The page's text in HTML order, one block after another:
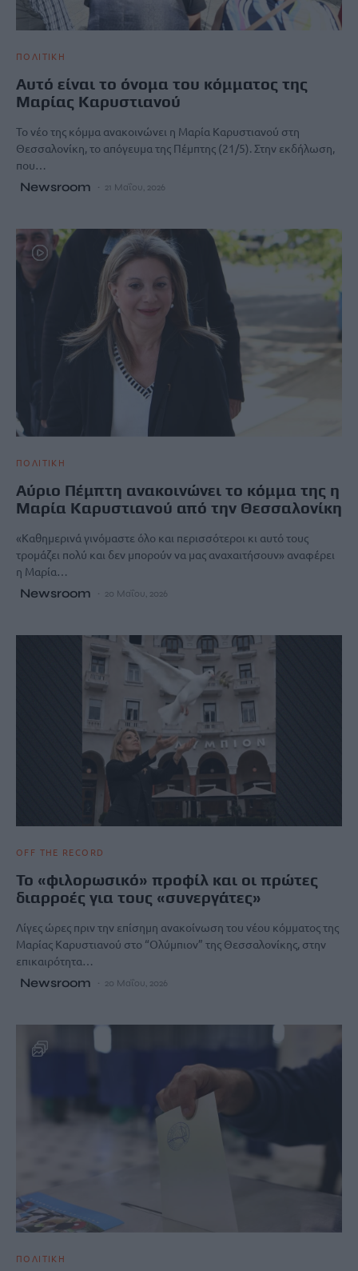
ΠΟΛΙΤΙΚΗ
Αυτό είναι το όνομα του κόμματος της
Μαρίας Καρυστιανού
Το νέο της κόμμα ανακοινώνει η Μαρία Καρυστιανού στη
Θεσσαλονίκη, το απόγευμα της Πέμπτης (21/5). Στην εκδήλωση,
που…
Newsroom 21 Μαΐου, 2026
ΠΟΛΙΤΙΚΗ
Αύριο Πέμπτη ανακοινώνει το κόμμα της η
Μαρία Καρυστιανού από την Θεσσαλονίκη
«Καθημερινά γινόμαστε όλο και περισσότεροι κι αυτό τους
τρομάζει πολύ και δεν μπορούν να μας αναχαιτήσουν» αναφέρει
η Μαρία…
Newsroom 20 Μαΐου, 2026
OFF THE RECORD
Το «φιλορωσικό» προφίλ και οι πρώτες
διαρροές για τους «συνεργάτες»
Λίγες ώρες πριν την επίσημη ανακοίνωση του νέου κόμματος της
Μαρίας Καρυστιανού στο “Ολύμπιον” της Θεσσαλονίκης, στην
επικαιρότητα…
Newsroom 20 Μαΐου, 2026
ΠΟΛΙΤΙΚΗ